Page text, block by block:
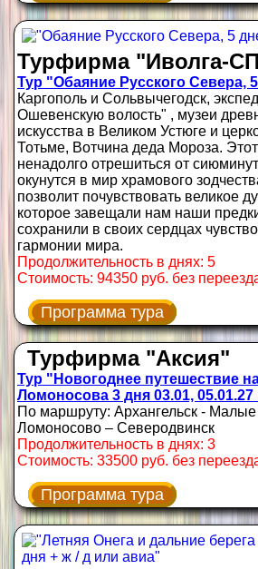
Турфирма "Иволга-
Тур "Обаяние Русского Севера,
Каргополь и Сольвычегодск,
Ошевенскую волость" , музеи
искусства в Великом Устюге и
Тотьме, Вотчина деда Мороза.
ненадолго отрешиться от
окунутся в мир храмового
позволит почувствовать великое
которое завещали нам наши
сохранили в своих сердцах
гармонии мира.
Продолжительность в днях: 5
Стоимость: 94350 руб. без
Программа тура
Турфирма "Аксия"
Тур "Новогоднее путешествие
Ломоносова 3 дня 03.01, 05.01.27
По маршруту: Архангельск -
Ломоносово – Северодвинск
Продолжительность в днях: 3
Стоимость: 33500 руб. без
Программа тура